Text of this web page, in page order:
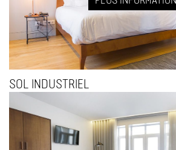
SOL INDUSTRIEL